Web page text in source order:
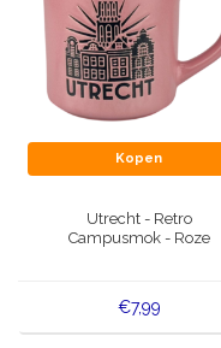
Kopen
Utrecht - Retro
Campusmok - Roze
€7,99